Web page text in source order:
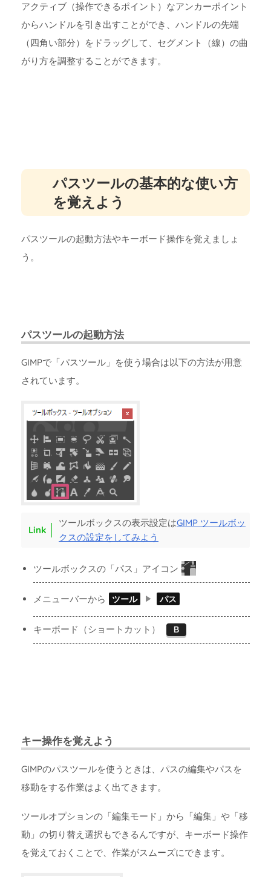
アクティブ（操作できるポイント）なアンカーポイント
からハンドルを引き出すことができ、ハンドルの先端
（四角い部分）をドラッグして、セグメント（線）の曲
がり方を調整することができます。
パスツールの基本的な使い方
を覚えよう
パスツールの起動方法やキーボード操作を覚えましょ
う。
パスツールの起動方法
GIMPで「パスツール」を使う場合は以下の方法が用意
されています。
ツールボックスの表示設定はGIMP ツールボッ
クスの設定をしてみよう
ツールボックスの「パス」アイコン
メニューバーから ツール パス
キーボード（ショートカット） B
キー操作を覚えよう
GIMPのパスツールを使うときは、パスの編集やパスを
移動をする作業はよく出てきます。
ツールオプションの「編集モード」から「編集」や「移
動」の切り替え選択もできるんですが、キーボード操作
を覚えておくことで、作業がスムーズにできます。